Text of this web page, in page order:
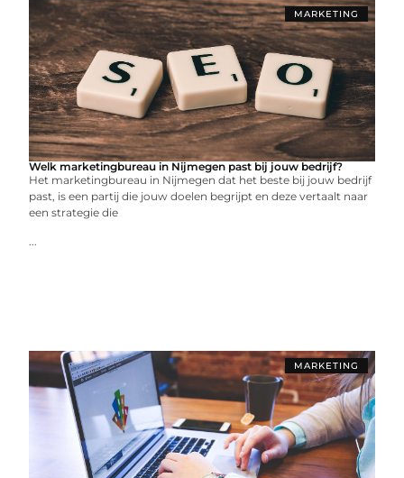
MARKETING
Welk marketingbureau in Nijmegen past bij jouw bedrijf?
Het marketingbureau in Nijmegen dat het beste bij jouw bedrijf
past, is een partij die jouw doelen begrijpt en deze vertaalt naar
een strategie die
...
MARKETING